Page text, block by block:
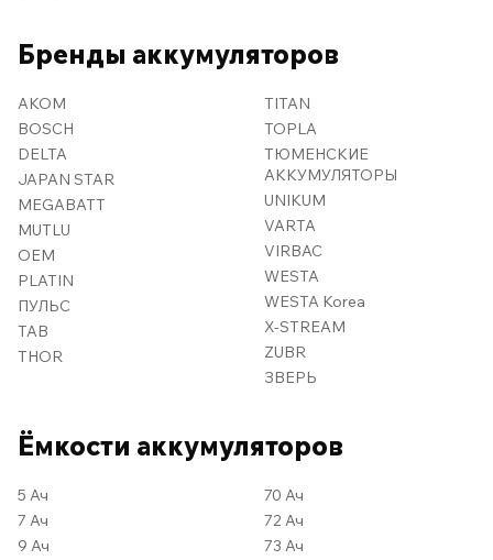
Бренды аккумуляторов
AKOM
BOSCH
DELTA
JAPAN STAR
MEGABATT
MUTLU
OEM
PLATIN
ПУЛЬС
TAB
THOR
TITAN
TOPLA
ТЮМЕНСКИЕ
АККУМУЛЯТОРЫ
UNIKUM
VARTA
VIRBAC
WESTA
WESTA Korea
X-STREAM
ZUBR
ЗВЕРЬ
Ёмкости аккумуляторов
5 Ач
7 Ач
9 Ач
70 Ач
72 Ач
73 Ач